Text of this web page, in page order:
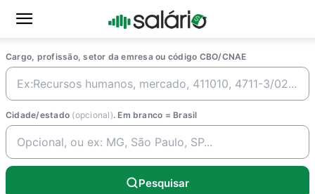
Cargo, profissão, setor da emresa ou código CBO/CNAE
Cidade/estado (opcional). Em branco = Brasil
Pesquisar